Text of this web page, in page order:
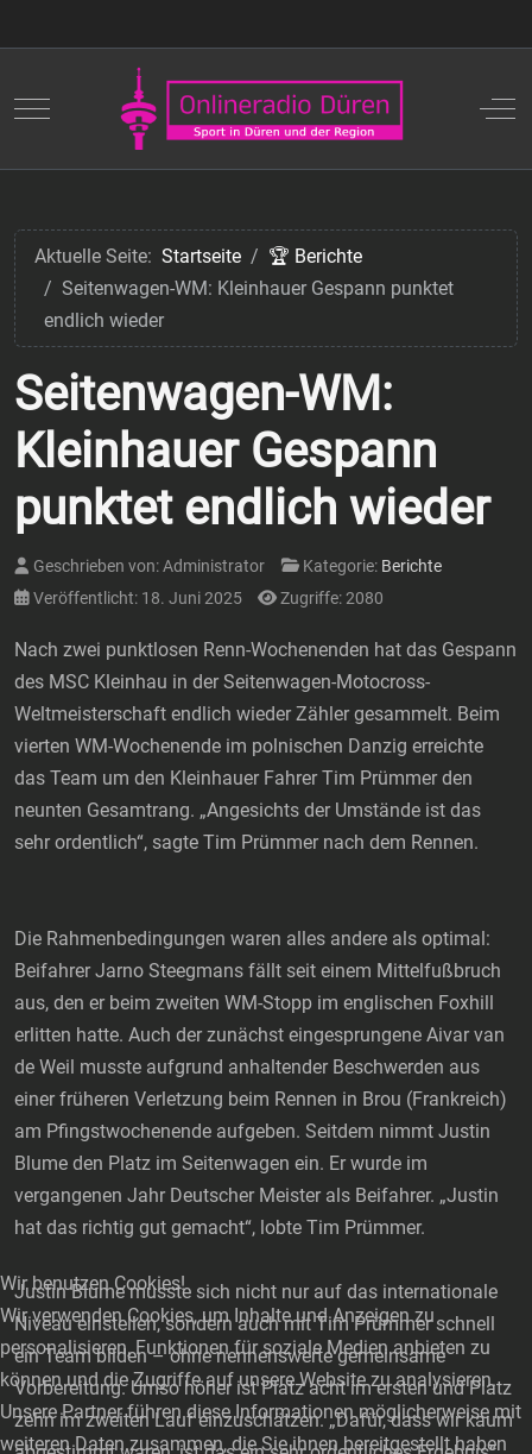
Mobile Menu Toggle Off-
Aktuelle Seite: Startseite
🏆 Berichte
Seitenwagen-WM: Kleinhauer Gespann punktet
endlich wieder
Seitenwagen-WM:
Kleinhauer Gespann
punktet endlich wieder
Geschrieben von:Administrator Kategorie: Berichte
Veröffentlicht: 18. Juni 2025
Zugriffe: 2080
Nach zwei punktlosen Renn-Wochenenden hat das Gespann
des MSC Kleinhau in der Seitenwagen-Motocross-
Weltmeisterschaft endlich wieder Zähler gesammelt. Beim
vierten WM-Wochenende im polnischen Danzig erreichte
das Team um den Kleinhauer Fahrer Tim Prümmer den
neunten Gesamtrang. „Angesichts der Umstände ist das
sehr ordentlich“, sagte Tim Prümmer nach dem Rennen.
Die Rahmenbedingungen waren alles andere als optimal:
Beifahrer Jarno Steegmans fällt seit einem Mittelfußbruch
aus, den er beim zweiten WM-Stopp im englischen Foxhill
erlitten hatte. Auch der zunächst eingesprungene Aivar van
de Weil musste aufgrund anhaltender Beschwerden aus
einer früheren Verletzung beim Rennen in Brou (Frankreich)
am Pfingstwochenende aufgeben. Seitdem nimmt Justin
Blume den Platz im Seitenwagen ein. Er wurde im
vergangenen Jahr Deutscher Meister als Beifahrer. „Justin
hat das richtig gut gemacht“, lobte Tim Prümmer.
Justin Blume musste sich nicht nur auf das internationale
Niveau einstellen, sondern auch mit Tim Prümmer schnell
ein Team bilden – ohne nennenswerte gemeinsame
Vorbereitung. Umso höher ist Platz acht im ersten und Platz
zehn im zweiten Lauf einzuschätzen. „Dafür, dass wir kaum
Wir benutzen Cookies!
Wir verwenden Cookies, um Inhalte und Anzeigen zu
personalisieren, Funktionen für soziale Medien anbieten zu
können und die Zugriffe auf unsere Website zu analysieren.
Unsere Partner führen diese Informationen möglicherweise mit
weiteren Daten zusammen, die Sie ihnen bereitgestellt haben